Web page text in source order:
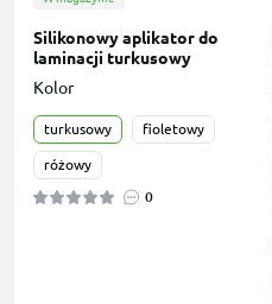
Silikonowy aplikator do
laminacji turkusowy
Kolor
turkusowy fioletowy
różowy
0